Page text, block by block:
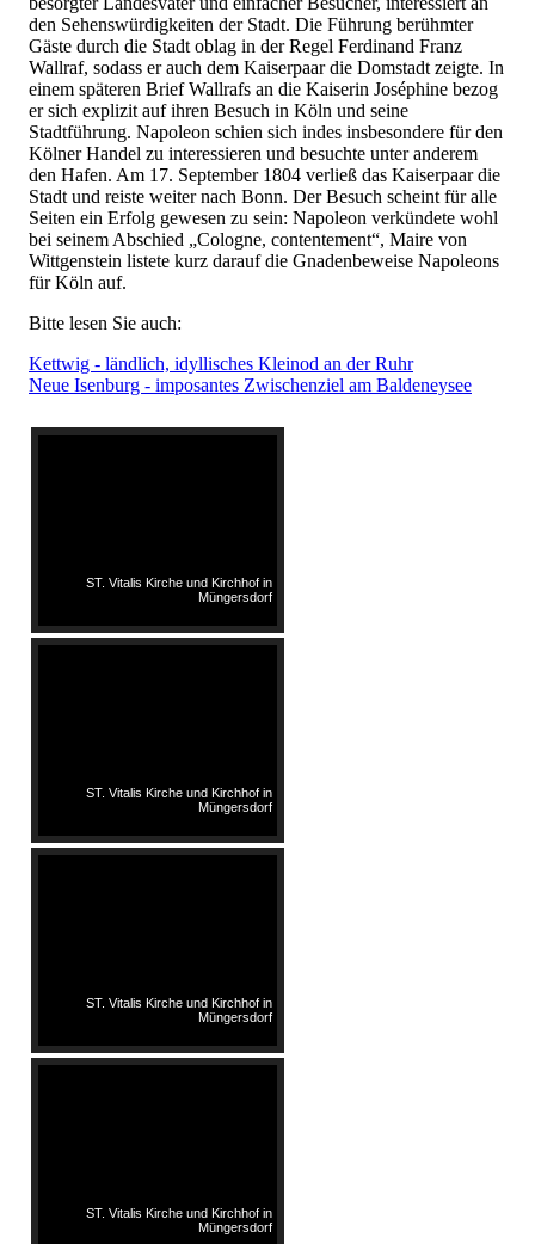
den Sehenswürdigkeiten der Stadt. Die Führung berühmter
Gäste durch die Stadt oblag in der Regel Ferdinand Franz
Wallraf, sodass er auch dem Kaiserpaar die Domstadt zeigte. In
einem späteren Brief Wallrafs an die Kaiserin Joséphine bezog
er sich explizit auf ihren Besuch in Köln und seine
Stadtführung. Napoleon schien sich indes insbesondere für den
Kölner Handel zu interessieren und besuchte unter anderem
den Hafen. Am 17. September 1804 verließ das Kaiserpaar die
Stadt und reiste weiter nach Bonn. Der Besuch scheint für alle
Seiten ein Erfolg gewesen zu sein: Napoleon verkündete wohl
bei seinem Abschied „Cologne, contentement“, Maire von
Wittgenstein listete kurz darauf die Gnadenbeweise Napoleons
für Köln auf.
Bitte lesen Sie auch:
Kettwig - ländlich, idyllisches Kleinod an der Ruhr
Neue Isenburg - imposantes Zwischenziel am Baldeneysee
ST. Vitalis Kirche und Kirchhof in
Müngersdorf
ST. Vitalis Kirche und Kirchhof in
Müngersdorf
ST. Vitalis Kirche und Kirchhof in
Müngersdorf
ST. Vitalis Kirche und Kirchhof in
Müngersdorf